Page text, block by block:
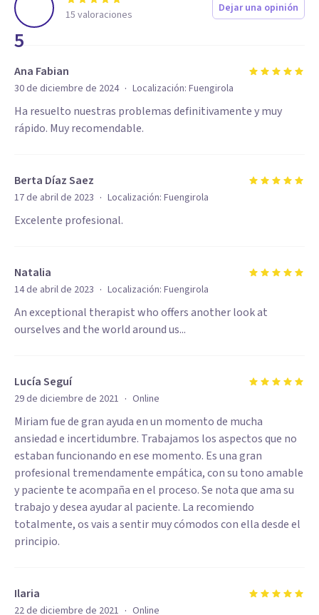
5
15 valoraciones Dejar una opinión
Ana Fabian
30 de diciembre de 2024 · Localización: Fuengirola
Ha resuelto nuestras problemas definitivamente y muy
rápido. Muy recomendable.
Berta Díaz Saez
17 de abril de 2023 · Localización: Fuengirola
Excelente profesional.
Natalia
14 de abril de 2023 · Localización: Fuengirola
An exceptional therapist who offers another look at
ourselves and the world around us...
Lucía Seguí
29 de diciembre de 2021 · Online
Miriam fue de gran ayuda en un momento de mucha
ansiedad e incertidumbre. Trabajamos los aspectos que no
estaban funcionando en ese momento. Es una gran
profesional tremendamente empática, con su tono amable
y paciente te acompaña en el proceso. Se nota que ama su
trabajo y desea ayudar al paciente. La recomiendo
totalmente, os vais a sentir muy cómodos con ella desde el
principio.
Ilaria
22 de diciembre de 2021 · Online